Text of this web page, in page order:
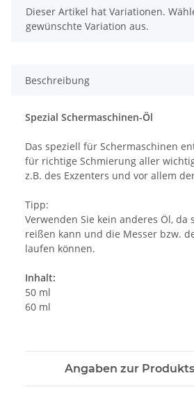
x
Dieser Artikel hat Variationen.
gewünschte Variation aus.
Beschreibung
Spezial Schermaschinen-Öl
Das speziell für Schermaschinen
für richtige Schmierung aller
z.B. des Exzenters und vor allem
Tipp:
Verwenden Sie kein anderes Öl, da
reißen kann und die Messer bzw.
laufen können.
Inhalt:
50 ml
60 ml
Angaben zur